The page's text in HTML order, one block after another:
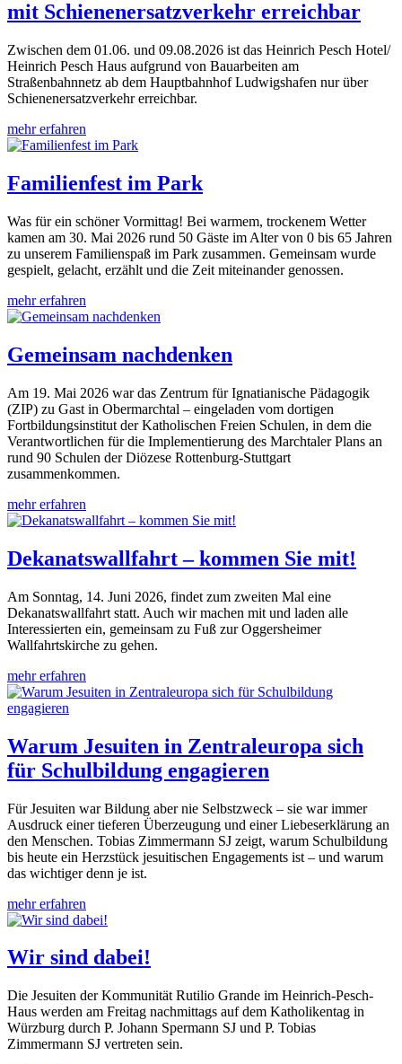
mit Schienenersatzverkehr erreichbar
Zwischen dem 01.06. und 09.08.2026 ist das Heinrich Pesch Hotel/
Heinrich Pesch Haus aufgrund von Bauarbeiten am
Straßenbahnnetz ab dem Hauptbahnhof Ludwigshafen nur über
Schienenersatzverkehr erreichbar.
mehr erfahren
Familienfest im Park
Was für ein schöner Vormittag! Bei warmem, trockenem Wetter
kamen am 30. Mai 2026 rund 50 Gäste im Alter von 0 bis 65 Jahren
zu unserem Familienspaß im Park zusammen. Gemeinsam wurde
gespielt, gelacht, erzählt und die Zeit miteinander genossen.
mehr erfahren
Gemeinsam nachdenken
Am 19. Mai 2026 war das Zentrum für Ignatianische Pädagogik
(ZIP) zu Gast in Obermarchtal – eingeladen vom dortigen
Fortbildungsinstitut der Katholischen Freien Schulen, in dem die
Verantwortlichen für die Implementierung des Marchtaler Plans an
rund 90 Schulen der Diözese Rottenburg-Stuttgart
zusammenkommen.
mehr erfahren
Dekanatswallfahrt – kommen Sie mit!
Am Sonntag, 14. Juni 2026, findet zum zweiten Mal eine
Dekanatswallfahrt statt. Auch wir machen mit und laden alle
Interessierten ein, gemeinsam zu Fuß zur Oggersheimer
Wallfahrtskirche zu gehen.
mehr erfahren
Warum Jesuiten in Zentraleuropa sich
für Schulbildung engagieren
Für Jesuiten war Bildung aber nie Selbstzweck – sie war immer
Ausdruck einer tieferen Überzeugung und einer Liebeserklärung an
den Menschen. Tobias Zimmermann SJ zeigt, warum Schulbildung
bis heute ein Herzstück jesuitischen Engagements ist – und warum
das wichtiger denn je ist.
mehr erfahren
Wir sind dabei!
Die Jesuiten der Kommunität Rutilio Grande im Heinrich-Pesch-
Haus werden am Freitag nachmittags auf dem Katholikentag in
Würzburg durch P. Johann Spermann SJ und P. Tobias
Zimmermann SJ vertreten sein.